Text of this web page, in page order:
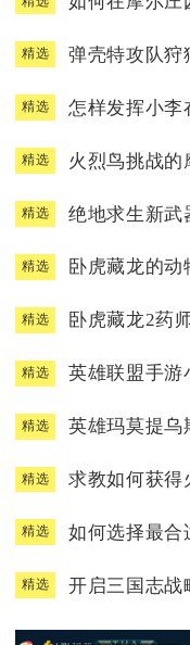
精选
精选 怎样发挥小李
精选 火烈鸟挑战的
精选 绝地求生新武
精选 卧虎藏龙的动
精选
精选
精选 英雄玛莫提乌
精选 求教如何获得
精选 如何选择最合
精选